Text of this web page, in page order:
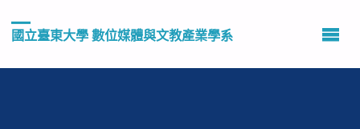
國立臺東大學 數位媒體與文教產業學系